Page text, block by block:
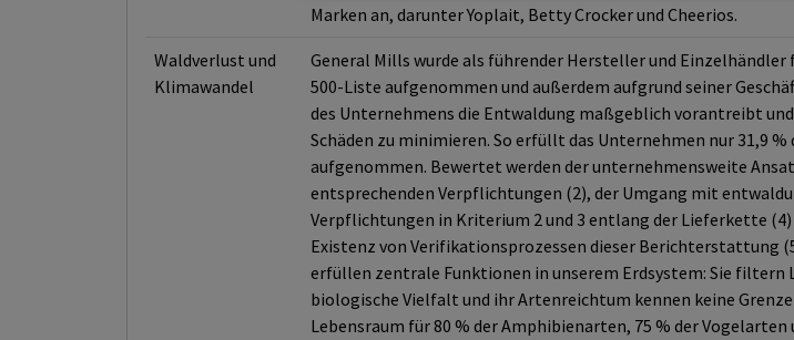
Marken an, darunter Yoplait, Betty Crocker und Cheerios.
Waldverlust und
Klimawandel
General Mills wurde als führender Hersteller und
500-Liste aufgenommen und außerdem aufgrund seiner
des Unternehmens die Entwaldung maßgeblich vorantreibt
Schäden zu minimieren. So erfüllt das Unternehmen nur 31,9
aufgenommen. Bewertet werden der unternehmensweite
entsprechenden Verpflichtungen (2), der Umgang mit
Verpflichtungen in Kriterium 2 und 3 entlang der Lieferkette
Existenz von Verifikationsprozessen dieser Berichterstattung
erfüllen zentrale Funktionen in unserem Erdsystem: Sie filtern
biologische Vielfalt und ihr Artenreichtum kennen keine
Lebensraum für 80 % der Amphibienarten, 75 % der Vogelarten